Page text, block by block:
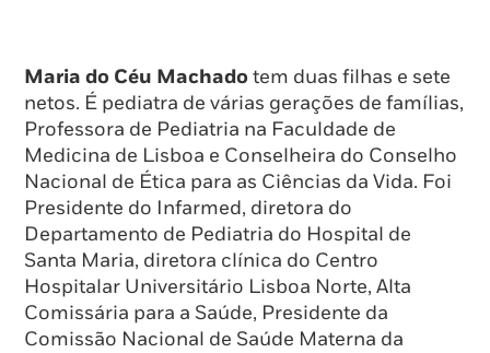
Maria do Céu Machado tem duas filhas e sete
netos. É pediatra de várias gerações de famílias,
Professora de Pediatria na Faculdade de
Medicina de Lisboa e Conselheira do Conselho
Nacional de Ética para as Ciências da Vida. Foi
Presidente do Infarmed, diretora do
Departamento de Pediatria do Hospital de
Santa Maria, diretora clínica do Centro
Hospitalar Universitário Lisboa Norte, Alta
Comissária para a Saúde, Presidente da
Comissão Nacional de Saúde Materna da